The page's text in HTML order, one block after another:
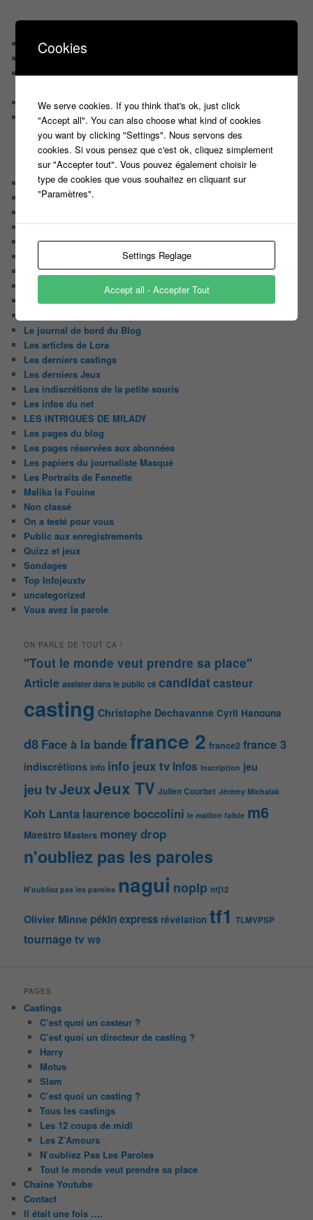
Casting Ouvert Pour le nouveau jeu de Jarry ‘The Imposter’
Casting pour un nouveau jeu de Culture générale animé par
Casting pour une nouvelle émission Tv de Brocante
Participez en binôme à un nouveau JEU MUSICAL et tentez
de remporter 10 000 EUROS
CATÉGORIES
Audiences
Carte Blanche à …
Enquête
Huggy les bons tuyaux
La chroniquette du Matin
Le Candidat Masqué
Le Casteur Masqué !
Le journal de bord du Blog
Les articles de Lora
Les derniers castings
Les derniers Jeux
Les indiscrétions de la petite souris
Les infos du net
LES INTRIGUES DE MILADY
Les pages du blog
Les pages réservées aux abonnées
Les papiers du journaliste Masqué
Les Portraits de Fannette
Malika la Fouine
Non classé
On a testé pour vous
Public aux enregistrements
Quizz et jeux
Sondages
Top Infojeuxtv
uncategorized
Vous avez la parole
ON PARLE DE TOUT ÇA !
"Tout le monde veut prendre sa place"
Article assister dans le public c8 candidatcasteur
casting Christophe Dechavanne Cyril Hanouna
d8 Face à la bandefrance 2 france2 france 3
indiscrétions info info jeux tv Infos Inscription jeu
jeu tvJeuxJeux TV Julien Courbet Jérémy Michalak
Koh Lanta laurence boccolini le maillon faible m6
Maestro Masters money drop
n'oubliez pas les paroles
N'oubliez pas les paroles nagui noplp nrj12
Olivier Minne pékin express révélation tf1 TLMVPSP
tournagetv W9
PAGES
Castings
C’est quoi un casteur ?
C’est quoi un directeur de casting ?
Harry
Motus
Slam
C’est quoi un casting ?
Tous les castings
Les 12 coups de midi
Les Z’Amours
N’oubliez Pas Les Paroles
Tout le monde veut prendre sa place
Chaine Youtube
Contact
Il était une fois ….
Cookies
We serve cookies. If you think that's ok, just click
"Accept all". You can also choose what kind of cookies
you want by clicking "Settings". Nous servons des
cookies. Si vous pensez que c'est ok, cliquez simplement
sur "Accepter tout". Vous pouvez également choisir le
type de cookies que vous souhaitez en cliquant sur
"Paramètres".
Settings Reglage
Accept all - Accepter Tout